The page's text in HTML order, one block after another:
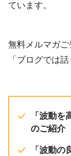
ています。
無料メルマガ
「ブログでは
「波動を
のご紹介
「波動